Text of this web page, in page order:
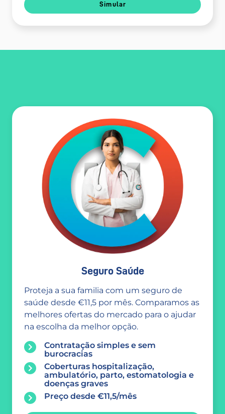
Simular
Seguro Saúde
Proteja a sua familia com um seguro de
saúde desde €11,5 por mês. Comparamos as
melhores ofertas do mercado para o ajudar
na escolha da melhor opção.
Contratação simples e sem
burocracias
Coberturas hospitalização,
ambulatório, parto, estomatologia e
doenças graves
Preço desde €11,5/mês